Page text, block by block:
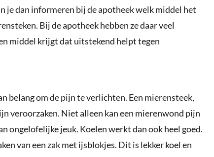
je dan informeren bij de apotheek welk middel het
Bij de apotheek hebben ze daar veel
middel krijgt dat uitstekend helpt tegen
belang om de pijn te verlichten. Een mierensteek,
veroorzaken. Niet alleen kan een mierenwond pijn
ongelofelijke jeuk. Koelen werkt dan ook heel goed.
van een zak met ijsblokjes. Dit is lekker koel en